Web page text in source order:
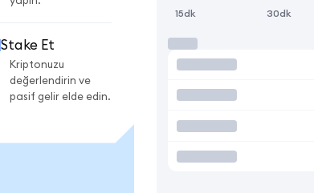
Stake Et
Kriptonuzu
değerlendirin ve
pasif gelir elde edin.
15dk 30dk